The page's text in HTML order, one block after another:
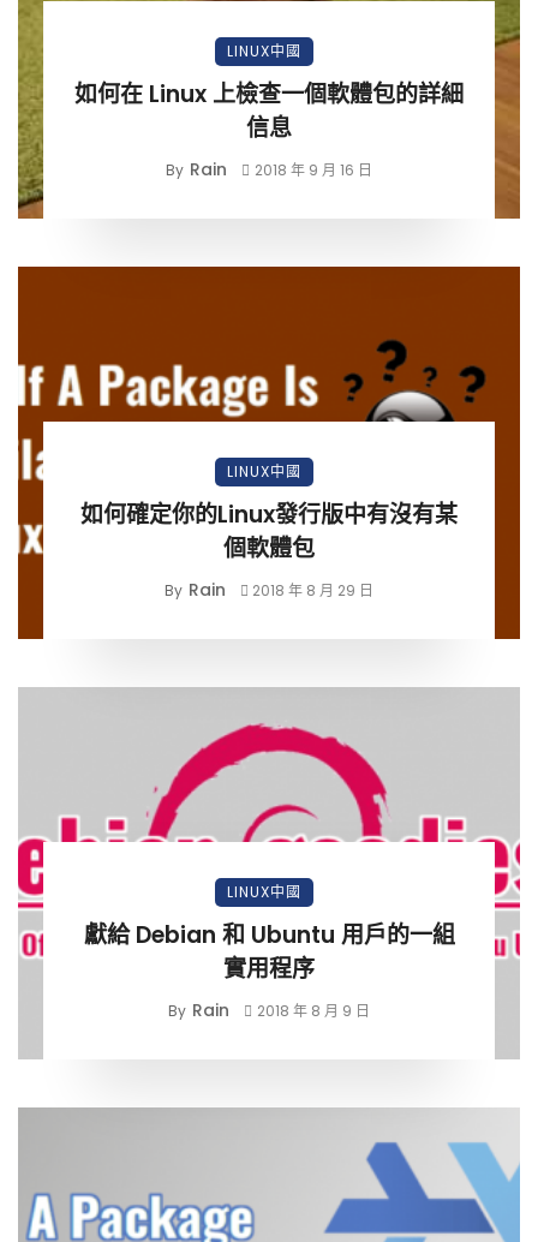
LINUX中國
如何在 Linux 上檢查一個軟體包的詳細
信息
By Rain 2018 年 9 月 16 日
LINUX中國
如何確定你的Linux發行版中有沒有某
個軟體包
By Rain 2018 年 8 月 29 日
LINUX中國
獻給 Debian 和 Ubuntu 用戶的一組
實用程序
By Rain 2018 年 8 月 9 日